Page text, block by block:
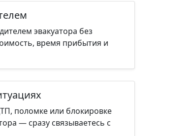
эвакуатора без
время прибытия и
поломке или блокировке
— сразу связываетесь с